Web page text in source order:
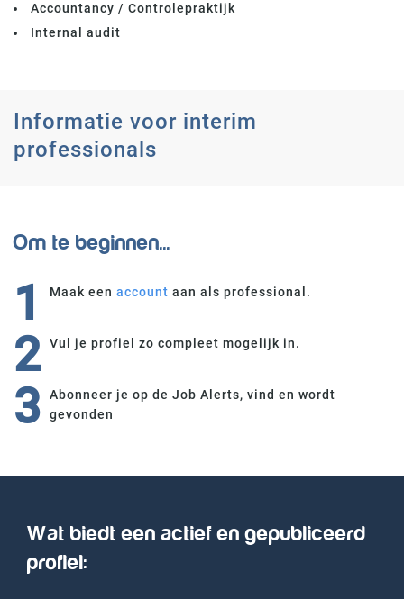
Accountancy / Controlepraktijk
Internal audit
Informatie voor interim
professionals
Om te beginnen...
1 Maak een account aan als professional.
2 Vul je profiel zo compleet mogelijk in.
3
Abonneer je op de Job Alerts, vind en wordt
gevonden
Wat biedt een actief en gepubliceerd
profiel: